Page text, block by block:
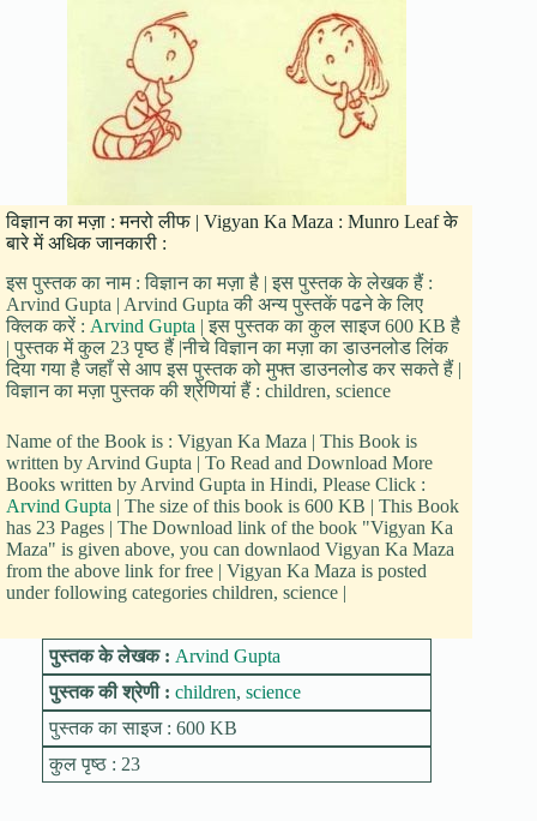
विज्ञान का मज़ा : मनरो लीफ | Vigyan Ka Maza : Munro Leaf के
बारे में अधिक जानकारी :
इस पुस्तक का नाम : विज्ञान का मज़ा है | इस पुस्तक के लेखक हैं :
Arvind Gupta | Arvind Gupta की अन्य पुस्तकें पढने के लिए
क्लिक करें : Arvind Gupta | इस पुस्तक का कुल साइज 600 KB है
| पुस्तक में कुल 23 पृष्ठ हैं |नीचे विज्ञान का मज़ा का डाउनलोड लिंक
दिया गया है जहाँ से आप इस पुस्तक को मुफ्त डाउनलोड कर सकते हैं |
विज्ञान का मज़ा पुस्तक की श्रेणियां हैं : children, science
Name of the Book is : Vigyan Ka Maza | This Book is
written by Arvind Gupta | To Read and Download More
Books written by Arvind Gupta in Hindi, Please Click :
Arvind Gupta | The size of this book is 600 KB | This Book
has 23 Pages | The Download link of the book "Vigyan Ka
Maza" is given above, you can downlaod Vigyan Ka Maza
from the above link for free | Vigyan Ka Maza is posted
under following categories children, science |
पुस्तक के लेखक : Arvind Gupta
पुस्तक की श्रेणी : children, science
पुस्तक का साइज : 600 KB
कुल पृष्ठ : 23